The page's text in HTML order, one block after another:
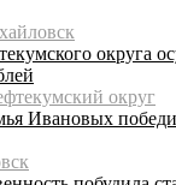
округа
округ
Ивановых